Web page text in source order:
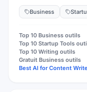
Business
Top 10 Business outils
Top 10 Startup Tools
Top 10 Writing outils
Gratuit Business outils
Best AI for Content